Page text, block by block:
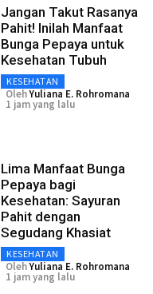
Jangan Takut Rasanya
Pahit! Inilah Manfaat
Bunga Pepaya untuk
Kesehatan Tubuh
KESEHATAN
OlehYuliana E. Rohromana
1 jam yang lalu
Lima Manfaat Bunga
Pepaya bagi
Kesehatan: Sayuran
Pahit dengan
Segudang Khasiat
KESEHATAN
OlehYuliana E. Rohromana
1 jam yang lalu